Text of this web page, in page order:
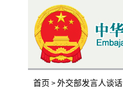
首页 > 外交部发言人谈话